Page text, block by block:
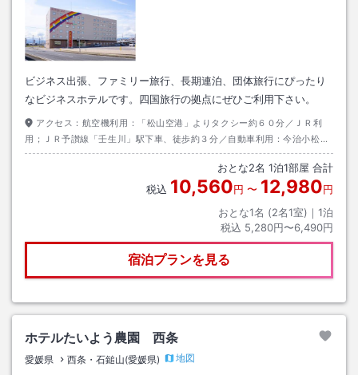
ビジネス出張、ファミリー旅行、長期連泊、団体旅行にぴったり
なビジネスホテルです。四国旅行の拠点にぜひご利用下さい。
アクセス： 航空機利用：「松山空港」よりタクシー約６０分／ＪＲ利
用；ＪＲ予讃線「壬生川」駅下車、徒歩約３分／自動車利用：今治小松自
動車道「東予丹原iＩ．Ｃ」より県道４８号線から県道１３号線へ。
おとな2名 1泊1部屋 合計
税込 10,560円 〜 12,980円
おとな1名 (2名1室)｜ 1泊
税込 5,280円〜6,490円
宿泊プランを見る
ホテルたいよう農園 西条
愛媛県 西条・石鎚山(愛媛県)
地図